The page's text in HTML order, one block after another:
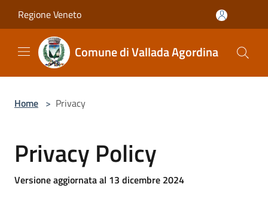
Regione Veneto
Comune di Vallada Agordina
Home > Privacy
Privacy Policy
Versione aggiornata al 13 dicembre 2024